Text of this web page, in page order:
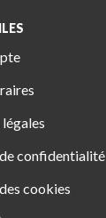
confidentialité
cookies